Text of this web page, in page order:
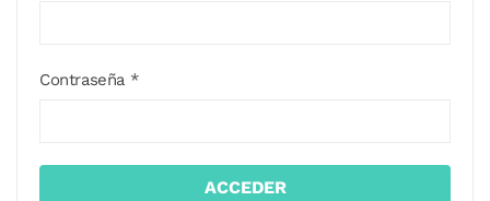
Contraseña *